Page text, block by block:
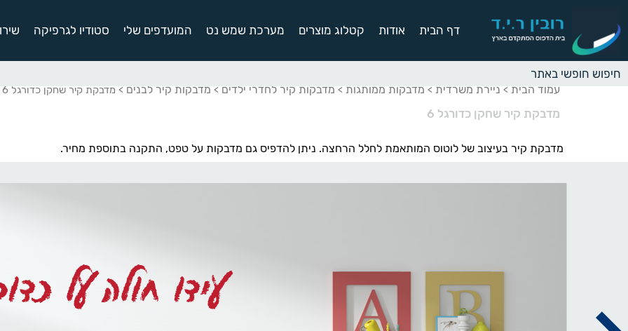
דף הבית אודות קטלוג מוצרים מערכת שמש נט המועדפים שלי סטודיו לגרפיקה
עמוד הבית > ניירת משרדית > מדבקות ממותגות > מדבקות קיר לחדרי ילדים > מדבקות קיר לבנים > מדבקת קיר שחקן כדורגל 6
מדבקת קיר שחקן כדורגל 6
מדבקת קיר בעיצוב של לוטוס המותאמת לחלל הרחצה. ניתן להדפיס גם מדבקות על טפט, התקנה בתוספת מחיר.